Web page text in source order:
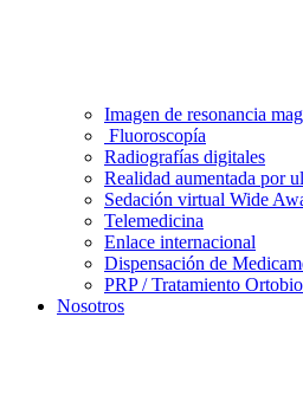
Imagen de resonancia
Fluoroscopía
Radiografías digitales
Realidad aumentada por
Sedación virtual Wide
Telemedicina
Enlace internacional
Dispensación de
PRP / Tratamiento
Nosotros